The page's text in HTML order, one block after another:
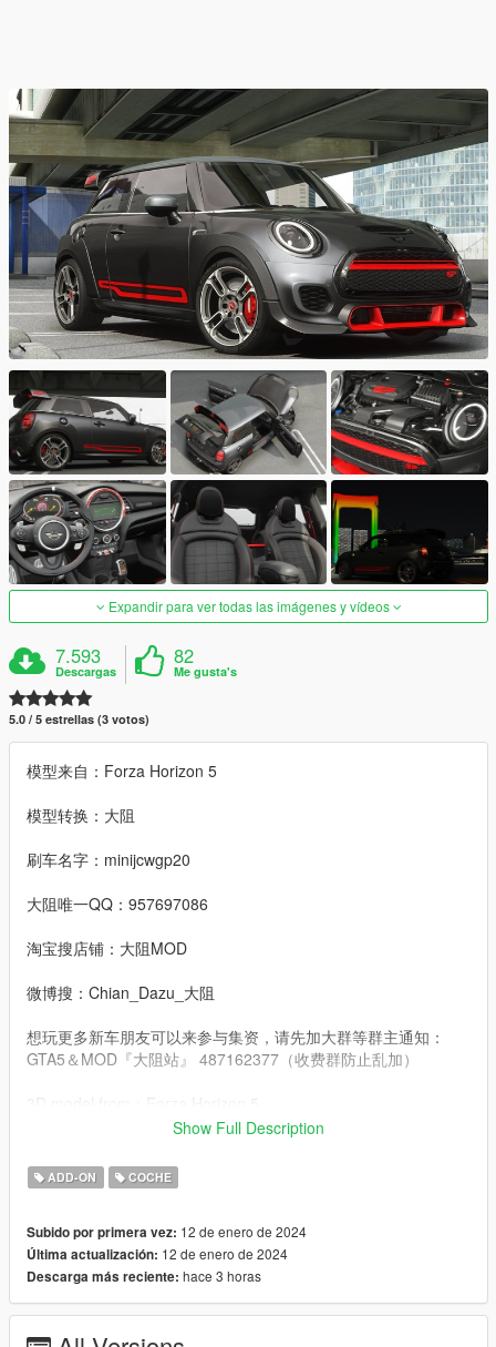
Expandir para ver todas las imágenes y vídeos
7.593
Descargas
82
Me gusta's
5.0 / 5 estrellas (3 votos)
模型来自：Forza Horizon 5
模型转换：大阻
刷车名字：minijcwgp20
大阻唯一QQ：957697086
淘宝搜店铺：大阻MOD
微博搜：Chian_Dazu_大阻
想玩更多新车朋友可以来参与集资，请先加大群等群主通知：
GTA5＆MOD『大阻站』 487162377（收费群防止乱加）
dlcpacks：minijcwgp20
Facebook.：https://www.facebook.com/Dazumods
Show Full Description
ADD-ON COCHE
Subido por primera vez: 12 de enero de 2024
Última actualización: 12 de enero de 2024
Descarga más reciente: hace 3 horas